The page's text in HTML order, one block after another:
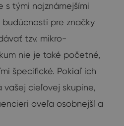
s tými najznámejšími
pre značky
tzv. mikro-
nie je také početné,
špecifické. Pokiaľ ich
cieľovej skupine,
oveľa osobnejší a